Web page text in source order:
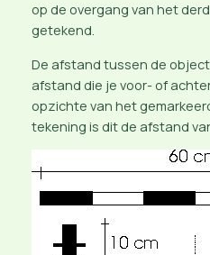
op de overgang van het
getekend.
De afstand tussen de
afstand die je voor- of
opzichte van het
tekening is dit de afstand